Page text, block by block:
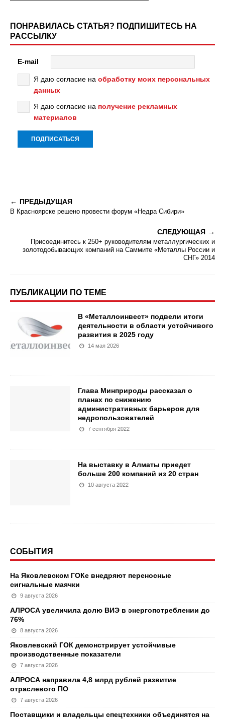
ПОНРАВИЛАСЬ СТАТЬЯ? ПОДПИШИТЕСЬ НА
РАССЫЛКУ
E-mail
Я даю согласие на обработку моих персональных
данных
Я даю согласие на получение рекламных
материалов
ПРЕДЫДУЩАЯ
В Красноярске решено провести форум «Недра Сибири»
СЛЕДУЮЩАЯ
Присоединитесь к 250+ руководителям металлургических и
золотодобывающих компаний на Саммите «Металлы России и
СНГ» 2014
ПУБЛИКАЦИИ ПО ТЕМЕ
В «Металлоинвест» подвели итоги
деятельности в области устойчивого
развития в 2025 году
14 мая 2026
Глава Минприроды рассказал о
планах по снижению
административных барьеров для
недропользователей
7 сентября 2022
На выставку в Алматы приедет
больше 200 компаний из 20 стран
10 августа 2022
СОБЫТИЯ
На Яковлевском ГОКе внедряют переносные
сигнальные маячки
9 августа 2026
АЛРОСА увеличила долю ВИЭ в энергопотреблении до
76%
8 августа 2026
Яковлевский ГОК демонстрирует устойчивые
производственные показатели
7 августа 2026
АЛРОСА направила 4,8 млрд рублей развитие
отраслевого ПО
7 августа 2026
Поставщики и владельцы спецтехники объединятся на